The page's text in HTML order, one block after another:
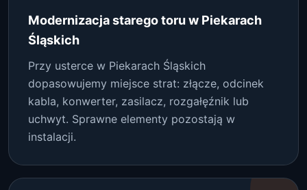
Modernizacja starego toru w Piekarach
Śląskich
Przy usterce w Piekarach Śląskich
dopasowujemy miejsce strat: złącze, odcinek
kabla, konwerter, zasilacz, rozgałęźnik lub
uchwyt. Sprawne elementy pozostają w
instalacji.